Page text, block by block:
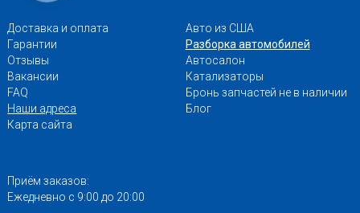
Доставка и оплата
Гарантии
Отзывы
Вакансии
FAQ
Наши адреса
Карта сайта
Авто из США
Разборка автомобилей
Автосалон
Катализаторы
Бронь запчастей не в наличии
Блог
Приём заказов:
Ежедневно с 9:00 до 20:00